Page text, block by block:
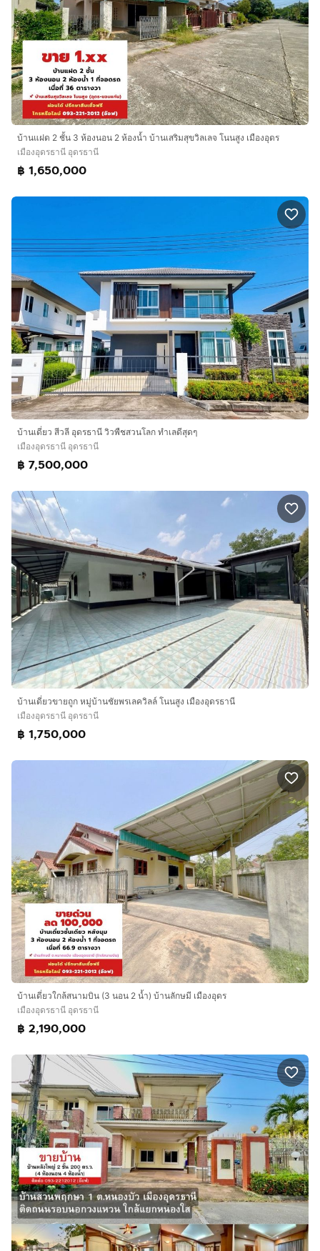
บ้านแฝด 2 ชั้น 3 ห้องนอน 2 ห้องน้ำ บ้านเสริมสุขวิลเลจ โนนสูง เมืองอุดร
เมืองอุดรธานี อุดรธานี
฿ 1,650,000
บ้านเดี่ยว สีวลี อุดรธานี วิวพืชสวนโลก ทำเลดีสุดๆ
เมืองอุดรธานี อุดรธานี
฿ 7,500,000
บ้านเดี่ยวขายถูก หมู่บ้านชัยพรเลควิลล์ โนนสูง เมืองอุดรธานี
เมืองอุดรธานี อุดรธานี
฿ 1,750,000
บ้านเดี่ยวใกล้สนามบิน (3 นอน 2 น้ำ) บ้านลักษมี เมืองอุดร
เมืองอุดรธานี อุดรธานี
฿ 2,190,000